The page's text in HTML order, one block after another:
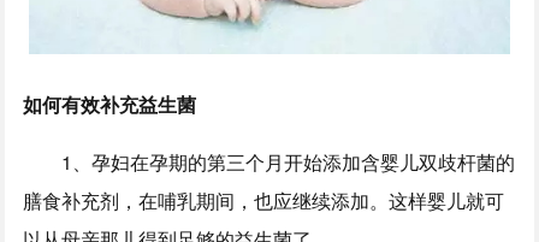
如何有效补充益生菌
1、孕妇在孕期的第三个月开始添加含婴儿双歧杆菌的
膳食补充剂，在哺乳期间，也应继续添加。这样婴儿就可